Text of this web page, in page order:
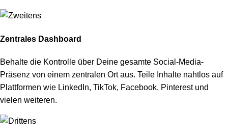
Zentrales Dashboard
Behalte die Kontrolle über Deine gesamte Social-Media-
Präsenz von einem zentralen Ort aus. Teile Inhalte nahtlos auf
Plattformen wie LinkedIn, TikTok, Facebook, Pinterest und
vielen weiteren.